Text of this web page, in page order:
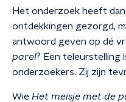
Het onderzoek heeft
ontdekkingen gezorgd,
antwoord geven op dé
parel? Een teleurstelling
onderzoekers. Zij zijn
Wie Het meisje met de